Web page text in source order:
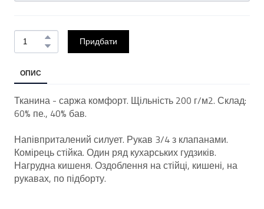
Придбати
ОПИС
Тканина - саржа комфорт. Щільність 200 г/м2. Склад:
60% пе., 40% бав.
Напівприталений силует. Рукав 3/4 з клапанами.
Комірець стійка. Один ряд кухарських гудзиків.
Нагрудна кишеня. Оздоблення на стійці, кишені, на
рукавах, по підборту.